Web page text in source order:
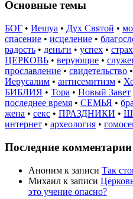
Основные темы
БОГ • Иешуа • Дух Святой •
спасение • исцеление •
радость • деньги • успех • страх
ЦЕРКОВЬ • верующие •
прославление • свидетельство •
Иерусалим • антисемитизм •
БИБЛИЯ • Тора • Новый Завет
последнее время • СЕМЬЯ •
жена • секс • ПРАЗДНИКИ •
интернет • археология •
Последние комментарии
Аноним к записи Так
Михаил к записи
это учение опасно?